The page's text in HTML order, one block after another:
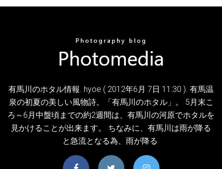
有馬川のホタル情報. hyoe ( 2012年6月 7日 11:30 ). 有馬温
泉の初夏の美しい風物詩。「有馬川のホタル」。 5月末こ
ろ～6月中盤頃までの約2週間は、有馬川の河原でホタルを
見かけることが出来ます。 ちなみに、有馬川は雨が降る
と急流となる為、雨が降る